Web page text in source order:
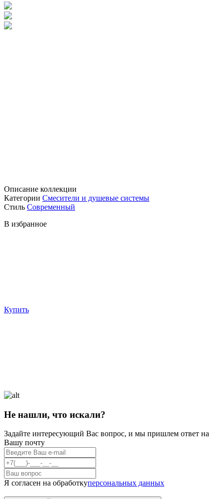
Описание коллекции
Категории Смесители и душевые системы
Стиль Современный
В избранное
Купить
Не нашли, что искали?
Задайте интересующий Вас вопрос, и мы пришлем ответ на
Вашу почту
Я согласен на обработкуперсональных данных